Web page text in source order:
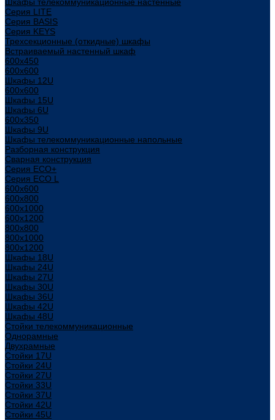
Cерия LITE
Cерия BASIS
Cерия KEYS
Трехсекционные (откидные) шкафы
Встраиваемый настенный шкаф
600x450
600x600
Шкафы 12U
600x600
Шкафы 15U
Шкафы 6U
600x350
Шкафы 9U
Шкафы телекоммуникационные напольные
Разборная конструкция
Сварная конструкция
Серия ECO+
Серия ECO L
600x600
600x800
600х1000
600х1200
800x800
800х1000
800х1200
Шкафы 18U
Шкафы 24U
Шкафы 27U
Шкафы 30U
Шкафы 36U
Шкафы 42U
Шкафы 48U
Стойки телекоммуникационные
Однорамные
Двухрамные
Стойки 17U
Стойки 24U
Стойки 27U
Стойки 33U
Стойки 37U
Стойки 42U
Стойки 45U